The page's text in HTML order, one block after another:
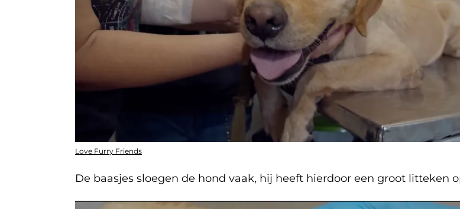
Love Furry Friends
De baasjes sloegen de hond vaak, hij heeft hierdoor een groot litteken